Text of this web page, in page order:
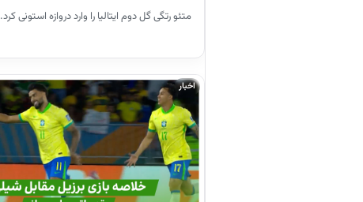
متئو رتگی گل دوم ایتالیا را وارد دروازه استونی کرد.
اخبار